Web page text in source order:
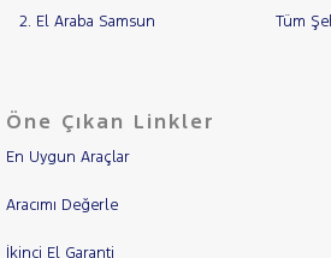
2. El Araba Samsun Tüm
Öne Çıkan Linkler
En Uygun Araçlar
Aracımı Değerle
İkinci El Garanti